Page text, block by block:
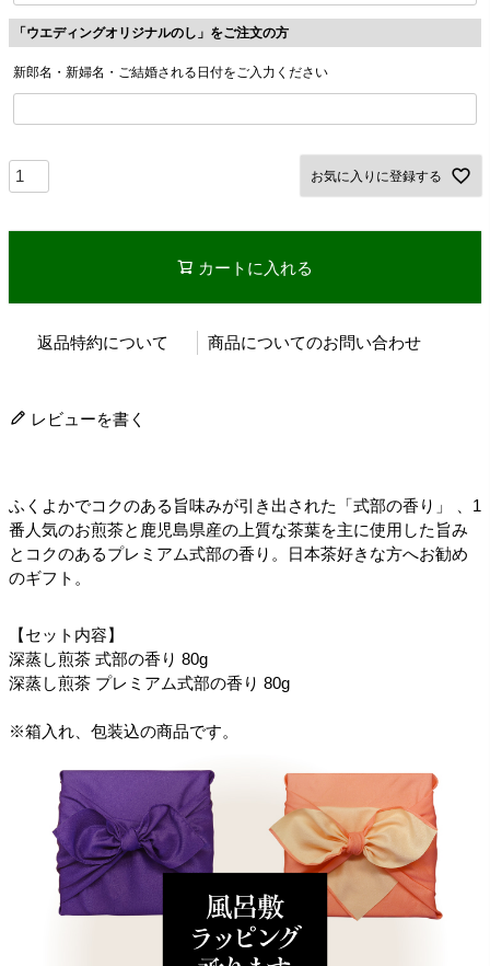
「ウエディングオリジナルのし」をご注文の方
新郎名・新婦名・ご結婚される日付をご入力ください
お気に入りに登録する
カートに入れる
返品特約について 商品についてのお問い合わせ
レビューを書く
ふくよかでコクのある旨味みが引き出された「式部の香り」 、1
番人気のお煎茶と鹿児島県産の上質な茶葉を主に使用した旨み
とコクのあるプレミアム式部の香り。日本茶好きな方へお勧め
のギフト。
【セット内容】
深蒸し煎茶 式部の香り 80g
深蒸し煎茶 プレミアム式部の香り 80g
※箱入れ、包装込の商品です。